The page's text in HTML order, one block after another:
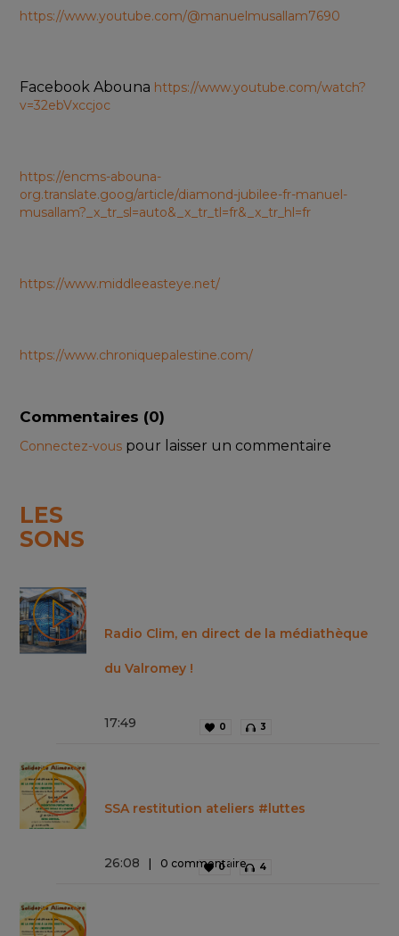
https://www.youtube.com/@manuelmusallam7690
Facebook Abouna https://www.youtube.com/watch?
v=32ebVxccjoc
https://encms-abouna-
org.translate.goog/article/diamond-jubilee-fr-manuel-
musallam?_x_tr_sl=auto&_x_tr_tl=fr&_x_tr_hl=fr
https://www.middleeasteye.net/
https://www.chroniquepalestine.com/
Commentaires (0)
Connectez-vous pour laisser un commentaire
LES
SONS
Radio Clim, en direct de la médiathèque
du Valromey !
17:49 0 3
SSA restitution ateliers #luttes
26:08 0 commentaire
0 4